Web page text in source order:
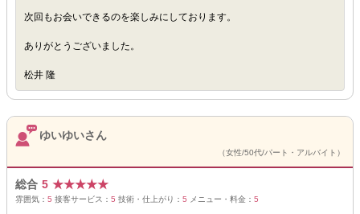
次回もお会いできるのを楽しみにしております。
ありがとうございました。
松井 隆
ゆいゆいさん
（女性/50代/パート・アルバイト）
総合 5 ★★★★★
雰囲気： 5 接客サービス： 5 技術・仕上がり： 5 メニュー・料金： 5